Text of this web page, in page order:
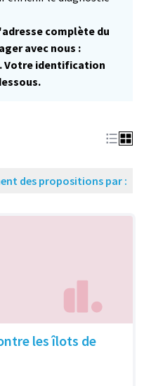
complète du
avec nous :
Votre identification
des propositions par :
les îlots de